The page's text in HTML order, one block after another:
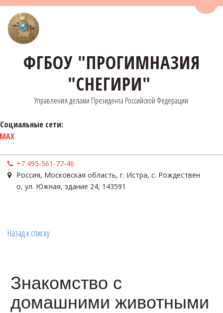
ФГБОУ "ПРОГИМНАЗИЯ
"СНЕГИРИ"
Управления делами Президента Российской Федерации
Социальные сети:
MAX
+7 495-561-77-46
Россия, Московская область, г. Истра, с. Рождествен
о, ул. Южная, здание 24, 143591
Назад к списку
Знакомство с
домашними животными